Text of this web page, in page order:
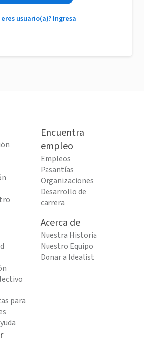
eres usuario(a)? Ingresa
Encuentra
empleo
Empleos
Pasantías
Organizaciones
Desarrollo de
carrera
para
Acerca de
Nuestra Historia
Nuestro Equipo
Donar a Idealist